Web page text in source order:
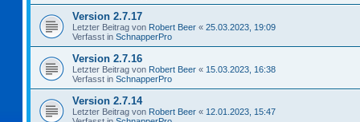
Version 2.7.17
Letzter Beitrag von Robert Beer « 25.03.2023, 19:09
Verfasst in SchnapperPro
Version 2.7.16
Letzter Beitrag von Robert Beer « 15.03.2023, 16:38
Verfasst in SchnapperPro
Version 2.7.14
Letzter Beitrag von Robert Beer « 12.01.2023, 15:47